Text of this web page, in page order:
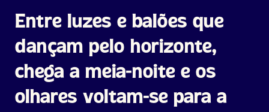
Entre luzes e balões que
dançam pelo horizonte,
chega a meia-noite e os
olhares voltam-se para a